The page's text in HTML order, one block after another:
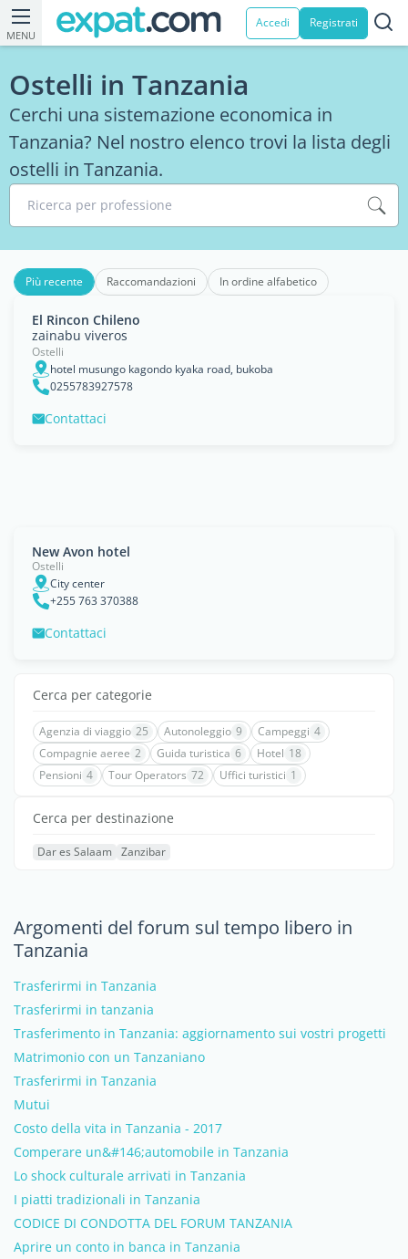
MENU
Accedi Registrati
Ostelli in Tanzania
Cerchi una sistemazione economica in
Tanzania? Nel nostro elenco trovi la lista degli
ostelli in Tanzania.
Ricerca per professione
Più recente Raccomandazioni In ordine alfabetico
El Rincon Chileno
zainabu viveros
Ostelli
hotel musungo kagondo kyaka road, bukoba
0255783927578
Contattaci
New Avon hotel
Ostelli
City center
+255 763 370388
Contattaci
Cerca per categorie
Agenzia di viaggio 25 Autonoleggio 9 Campeggi 4
Compagnie aeree 2 Guida turistica 6 Hotel 18
Pensioni 4 Tour Operators 72 Uffici turistici 1
Cerca per destinazione
Dar es Salaam Zanzibar
Argomenti del forum sul tempo libero in
Tanzania
Trasferirmi in Tanzania
Trasferirmi in tanzania
Trasferimento in Tanzania: aggiornamento sui vostri progetti
Matrimonio con un Tanzaniano
Trasferirmi in Tanzania
Mutui
Costo della vita in Tanzania - 2017
Comperare un&#146;automobile in Tanzania
Lo shock culturale arrivati in Tanzania
I piatti tradizionali in Tanzania
CODICE DI CONDOTTA DEL FORUM TANZANIA
Aprire un conto in banca in Tanzania